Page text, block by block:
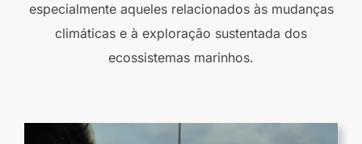
especialmente aqueles relacionados às mudanças
climáticas e à exploração sustentada dos
ecossistemas marinhos.